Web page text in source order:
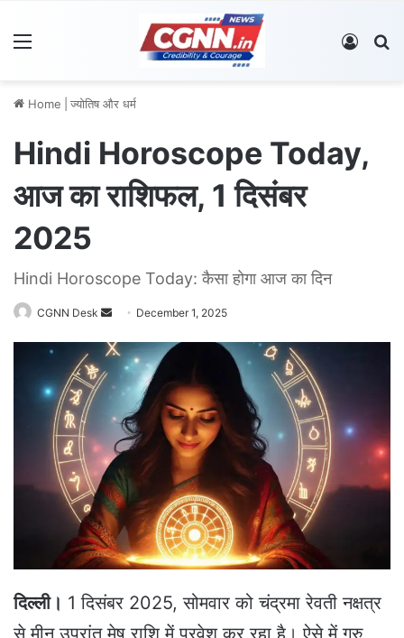
Log In
Home ज्योतिष और धर्म
Hindi Horoscope Today,
आज का राशिफल, 1 दिसंबर
2025
Hindi Horoscope Today: कैसा होगा आज का दिन
CGNN Desk
n
n
e
m
a
i
December 1, 2025
दिल्ली। 1 दिसंबर 2025, सोमवार को चंद्रमा रेवती नक्षत्र
से मीन उपरांत मेष राशि में प्रवेश कर रहा है। ऐसे में गुरु